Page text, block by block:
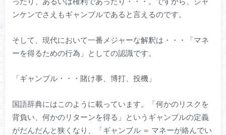
ンケンでさえもギャンブルであると言えるのです。
そして、現代において一番メジャーな解釈は・・・「マネ
ーを得るための行為」としての認識です。
「ギャンブル・・・賭け事、博打、投機」
国語辞典にはこのように載っています。「何かのリスクを
背負い、何かのリターンを得る」というギャンブルの定義
がだんだんと狭くなり、「ギャンブル ＝ マネーが絡んでい